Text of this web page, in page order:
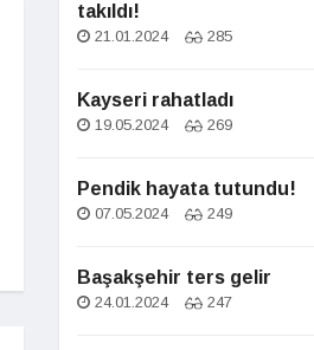
takıldı!
21.01.2024 285
Kayseri rahatladı
19.05.2024 269
Pendik hayata tutundu!
07.05.2024 249
Başakşehir ters gelir
24.01.2024 247